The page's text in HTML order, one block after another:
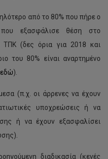
από το 80% που πήρε ο
που εξασφάλισε θέση στο
(δες όρια για 2018 και
του 80% είναι αναρτημένο
).
(π.χ. οι άρρενες να έχουν
υποχρεώσεις ή να
ή να έχουν εξασφαλίσει
διαδικασία (κενές